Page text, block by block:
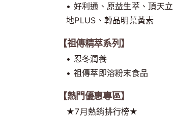
• 好利通、原益生萃、頂天立
地PLUS、轉晶明葉黃素
【祖傳精萃系列】
• 忍冬潤養
• 祖傳萃即溶粉末食品
【熱門優惠專區】
★7月熱銷排行榜★